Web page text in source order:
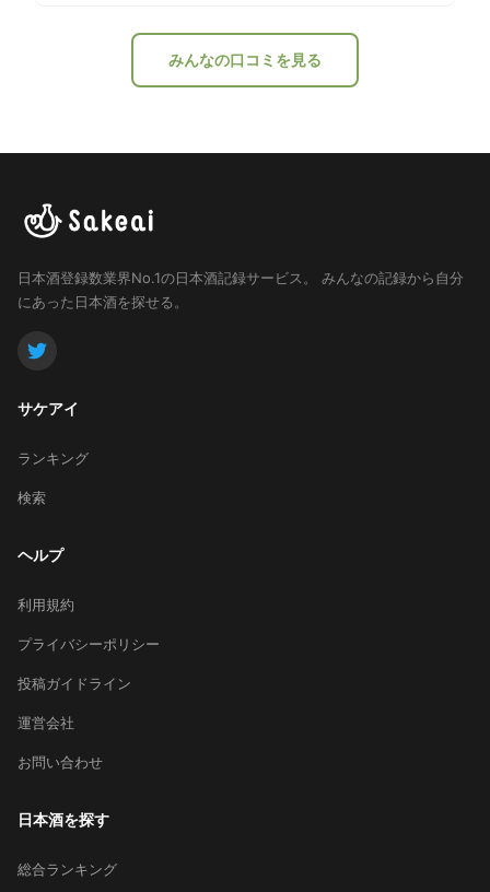
みんなの口コミを見る
日本酒登録数業界No.1の日本酒記録サービス。
みんなの記録から自分
にあった日本酒を探せる。
サケアイ
ランキング
検索
ヘルプ
利用規約
プライバシーポリシー
投稿ガイドライン
運営会社
お問い合わせ
日本酒を探す
総合ランキング